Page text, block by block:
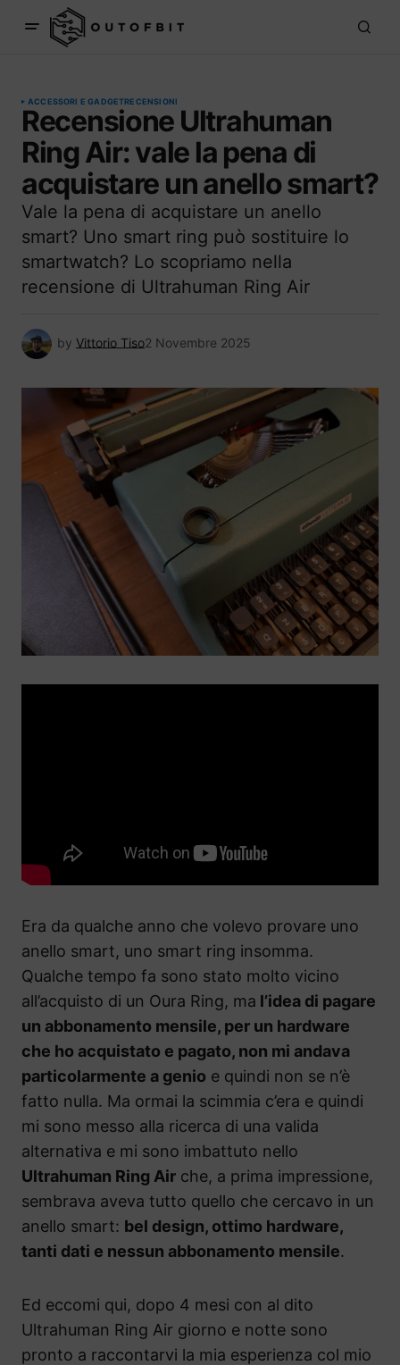
ACCESSORI E GADGETRECENSIONI
Recensione Ultrahuman
Ring Air: vale la pena di
acquistare un anello smart?
Vale la pena di acquistare un anello
smart? Uno smart ring può sostituire lo
smartwatch? Lo scopriamo nella
recensione di Ultrahuman Ring Air
by Vittorio Tiso2 Novembre 2025
Era da qualche anno che volevo provare uno
anello smart, uno smart ring insomma.
Qualche tempo fa sono stato molto vicino
all’acquisto di un Oura Ring, ma l’idea di pagare
un abbonamento mensile, per un hardware
che ho acquistato e pagato, non mi andava
particolarmente a genio e quindi non se n’è
fatto nulla. Ma ormai la scimmia c’era e quindi
mi sono messo alla ricerca di una valida
alternativa e mi sono imbattuto nello
Ultrahuman Ring Air che, a prima impressione,
sembrava aveva tutto quello che cercavo in un
anello smart: bel design, ottimo hardware,
tanti dati e nessun abbonamento mensile.
Ed eccomi qui, dopo 4 mesi con al dito
Ultrahuman Ring Air giorno e notte sono
pronto a raccontarvi la mia esperienza col mio